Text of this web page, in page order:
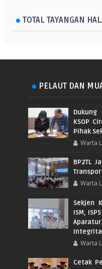
TOTAL TAYANGAN
PELAUT DAN
KSOP
Pihak
Warta
BP2TL
Warta
Sekjen
ISM,
Warta
Cetak